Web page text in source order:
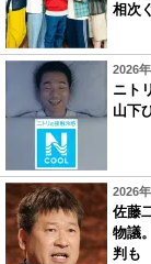
相次
2026
ニト
山下
2026
佐藤
物議
判も